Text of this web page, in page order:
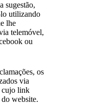
sugestão,
utilizando
lhe
telemóvel,
ou
os
via
cujo link
website.